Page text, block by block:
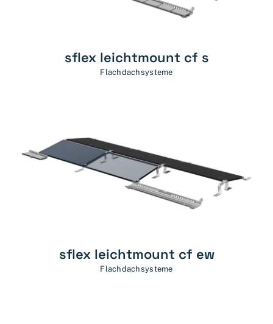
sflex leichtmount cf s
Flachdachsysteme
sflex leichtmount cf ew
Flachdachsysteme